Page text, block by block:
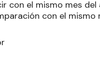
con el mismo mes
con el mismo